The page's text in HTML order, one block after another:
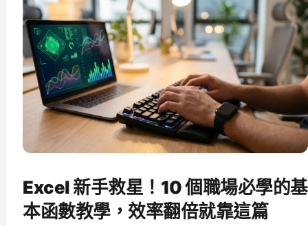
Excel 新手救星！10 個職場必學的基
本函數教學，效率翻倍就靠這篇